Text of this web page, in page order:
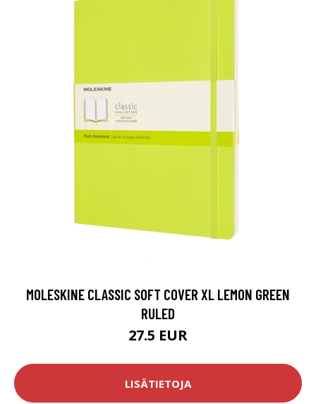
MOLESKINE CLASSIC SOFT COVER XL LEMON GREEN
RULED
27.5 EUR
LISÄTIETOJA